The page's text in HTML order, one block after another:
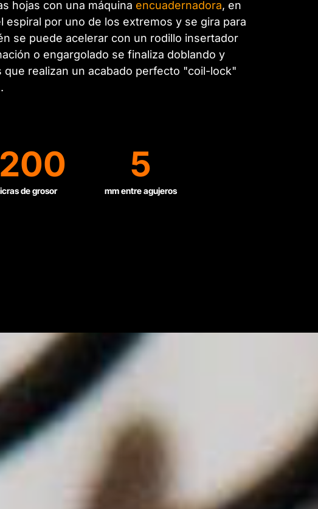
hojas con una máquina encuadernadora, en
espiral por uno de los extremos y se gira para
se puede acelerar con un rodillo insertador
o engargolado se finaliza doblando y
realizan un acabado perfecto "coil-lock"
de grosor
5
mm entre agujeros